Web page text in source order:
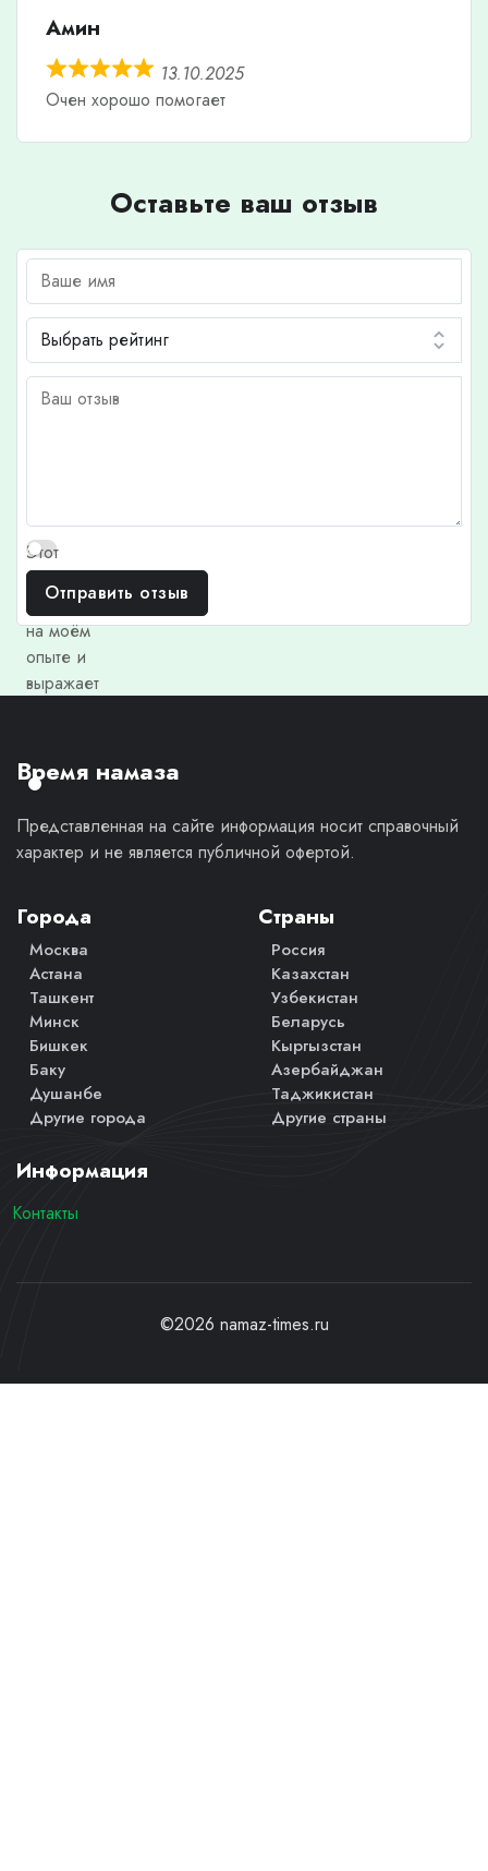
Амин
13.10.2025
Очен хорошо помогает
Оставьте ваш отзыв
Этот
отзыв
основан
на моём
опыте и
выражает
мнение.
Отправить отзыв
Время намаза
Представленная на сайте информация носит справочный
характер и не является публичной офертой.
Города
Москва
Астана
Ташкент
Минск
Бишкек
Баку
Душанбе
Другие города
Страны
Россия
Казахстан
Узбекистан
Беларусь
Кыргызстан
Азербайджан
Таджикистан
Другие страны
Информация
Контакты
©2026 namaz-times.ru